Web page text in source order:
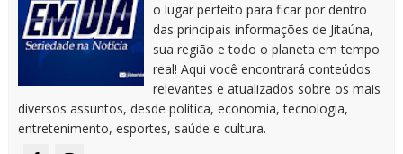
o lugar perfeito para ficar por dentro
das principais informações de Jitaúna,
sua região e todo o planeta em tempo
real! Aqui você encontrará conteúdos
relevantes e atualizados sobre os mais
diversos assuntos, desde política, economia, tecnologia,
entretenimento, esportes, saúde e cultura.